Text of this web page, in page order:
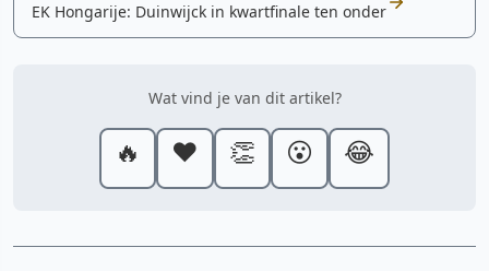
EK Hongarije: Duinwijck in kwartfinale ten onder
Wat vind je van dit artikel?
🔥 ❤️ 👏 😮 😂